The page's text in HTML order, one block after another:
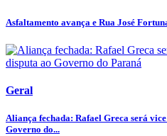
Asfaltamento avança e Rua José
Geral
Aliança fechada: Rafael Greca será
Governo do...